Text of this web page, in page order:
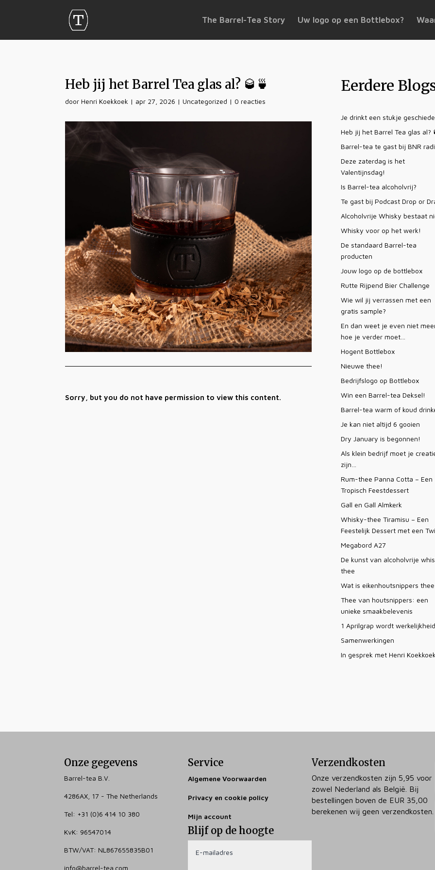
The Barrel-Tea Story Uw logo op een Bottlebox?
Heb jij het Barrel Tea glas al? 🥃🍵
doorHenri Koekkoek | apr 27, 2026 |Uncategorized | 0 reacties
Sorry, but you do not have permission to view this content.
Eerdere
Je drinkt een stukje
Heb jij het Barrel Tea glas al?
Barrel-tea te gast bij BNR
Deze zaterdag is het
Valentijnsdag!
Is Barrel-tea alcoholvrij?
Te gast bij Podcast Drop or
Alcoholvrije Whisky bestaat
Whisky voor op het werk!
De standaard Barrel-tea
producten
Jouw logo op de bottlebox
Rutte Rijpend Bier Challenge
Wie wil jij verrassen met een
gratis sample?
En dan weet je even niet
hoe je verder moet…
Hogent Bottlebox
Nieuwe thee!
Bedrijfslogo op Bottlebox
Win een Barrel-tea Deksel!
Barrel-tea warm of koud
Je kan niet altijd 6 gooien
Dry January is begonnen!
Als klein bedrijf moet je
zijn…
Rum-thee Panna Cotta – Een
Tropisch Feestdessert
Gall en Gall Almkerk
Whisky-thee Tiramisu – Een
Feestelijk Dessert met een
Megabord A27
De kunst van alcoholvrije
thee
Wat is eikenhoutsnippers
Thee van houtsnippers: een
unieke smaakbelevenis
1 Aprilgrap wordt werkelijkheid
Samenwerkingen
In gesprek met Henri
Onze gegevens
Barrel-tea B.V.
4286AX, 17 - The Netherlands
Tel: +31 (0)6 414 10 380
KvK: 96547014
BTW/VAT: NL867655835B01
info@barrel-tea.com
Service
Algemene Voorwaarden
Privacy en cookie policy
Mijn account
Blijf op de hoogte
Verzendkosten
Onze verzendkosten zijn 5,95 voor
zowel Nederland als België. Bij
bestellingen boven de EUR 35,00
berekenen wij geen verzendkosten.